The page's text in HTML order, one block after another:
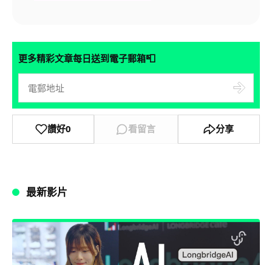
更多精彩文章每日送到電子郵箱📮
讚好0 看留言 分享
最新影片